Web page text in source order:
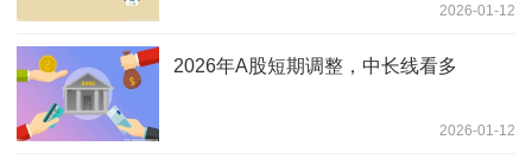
2026-01-12
2026年A股短期调整，中长线看多
2026-01-12